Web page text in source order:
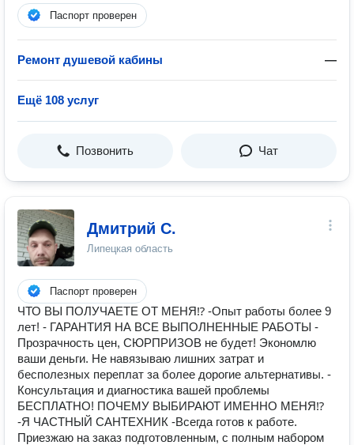
Паспорт проверен
Ремонт душевой кабины —
Ещё 108 услуг
Позвонить Чат
Дмитрий С.
Липецкая область
Паспорт проверен
ЧТО ВЫ ПОЛУЧАЕТЕ ОТ МЕНЯ⁉ -Опыт работы более 9
лет! - ГАРАНТИЯ НА ВСЕ ВЫПОЛНЕННЫЕ РАБОТЫ -
Прозрачность цен, СЮРПРИЗОВ не будет! Экономлю
ваши деньги. Не навязываю лишних затрат и
бесполезных переплат за более дорогие альтернативы. -
Консультация и диагностика вашей проблемы
БЕСПЛАТНО! ПОЧЕМУ ВЫБИРАЮТ ИМЕННО МЕНЯ⁉
-Я ЧАСТНЫЙ САНТЕХНИК -Всегда готов к работе.
Приезжаю на заказ подготовленным, с полным набором